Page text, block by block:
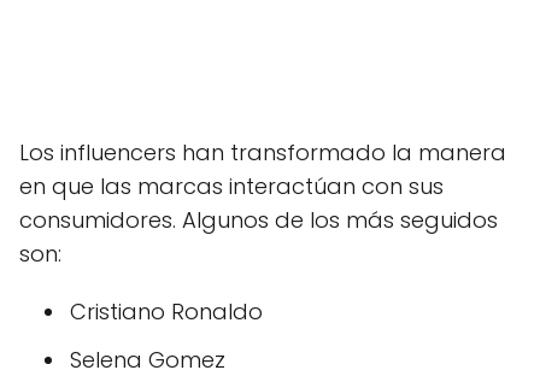
Los influencers han transformado la manera
en que las marcas interactúan con sus
consumidores. Algunos de los más seguidos
son:
Cristiano Ronaldo
Selena Gomez